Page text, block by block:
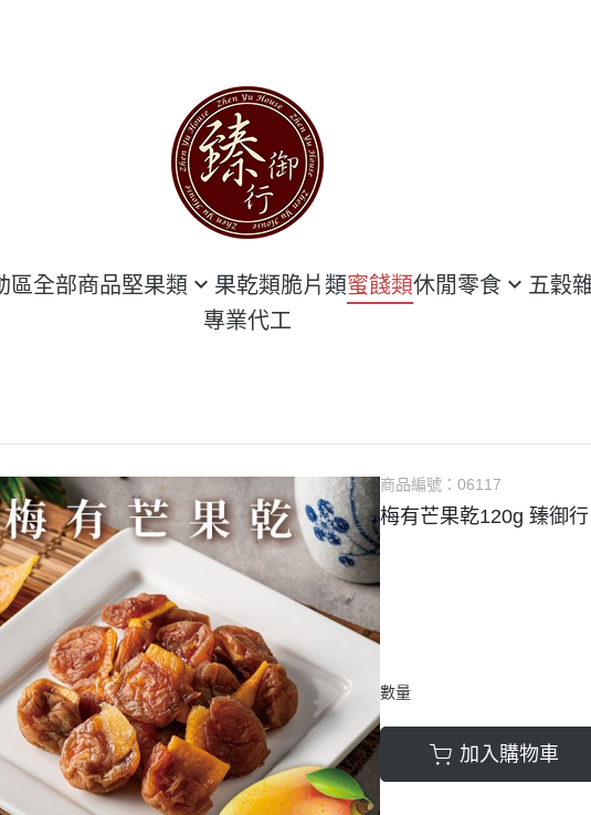
區全部商品堅果類 果乾類脆片類蜜餞類休閒零食
花生類
豆類
五穀
專業代工
商品編號：06117
梅有芒果乾120g 臻御行
數量
加入購物車